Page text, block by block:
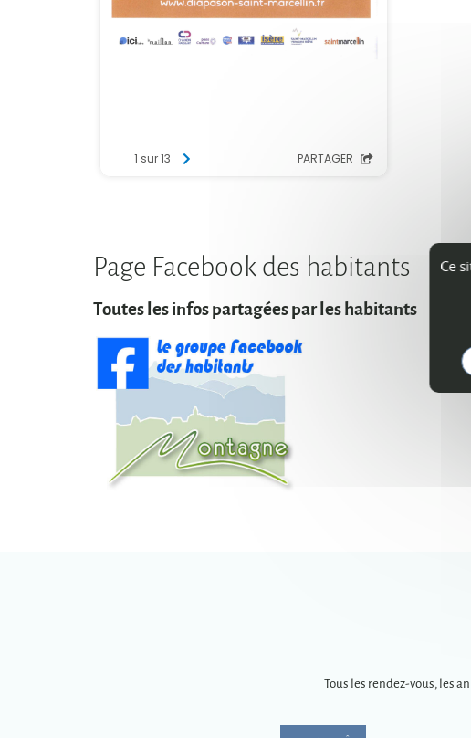
Page Facebook des habitants
Toutes les infos partagées par les habitants
Tous les rendez-vous, les
Ce